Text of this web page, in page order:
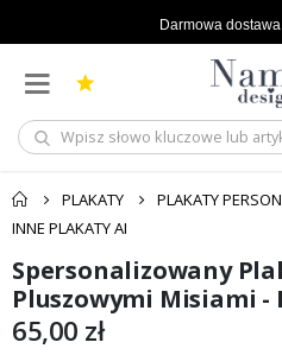
Darmowa dostawa
PLAKATY PLAKATY
INNE PLAKATY AI
Przejdź
na
koniec
galerii
Przejdź
na
początek
galerii
Spersonalizowany
Pluszowymi Misiami -
65,00 zł